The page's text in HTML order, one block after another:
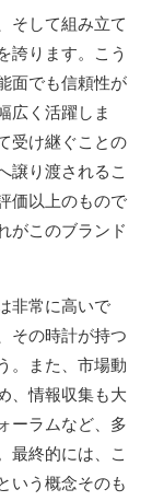
そして組み立て
誇ります。こう
面でも信頼性が
広く活躍しま
受け継ぐことの
譲り渡されるこ
価以上のもので
がこのブランド
非常に高いで
その時計が持つ
。また、市場動
、情報収集も大
ーラムなど、多
最終的には、こ
いう概念そのも